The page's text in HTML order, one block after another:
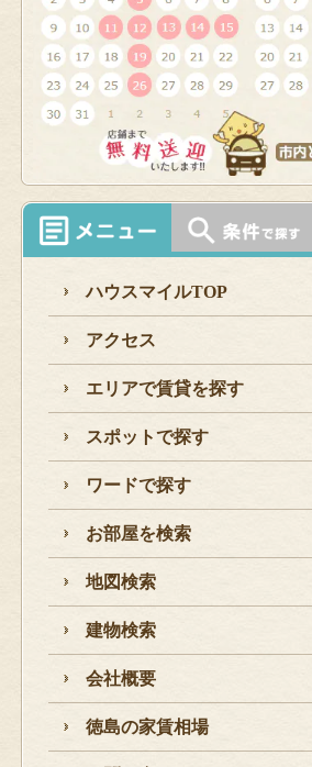
ハウスマイルTOP
アクセス
エリアで賃貸を探す
スポットで探す
ワードで探す
お部屋を検索
地図検索
建物検索
会社概要
徳島の家賃相場